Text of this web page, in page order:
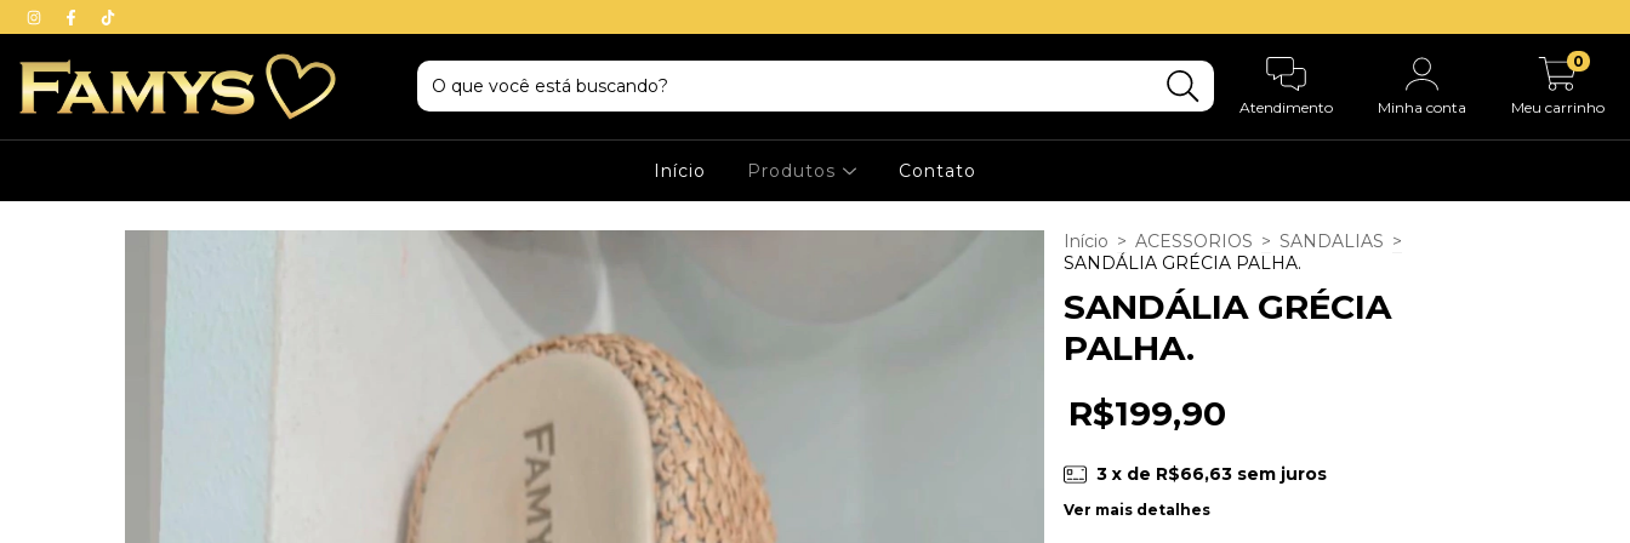
Atendimento Minha conta Meu carrinho
0
Início Produtos Contato
Início > ACESSORIOS > SANDALIAS >
SANDÁLIA GRÉCIA PALHA.
SANDÁLIA GRÉCIA
PALHA.
R$199,90
3 x de R$66,63 sem juros
Ver mais detalhes